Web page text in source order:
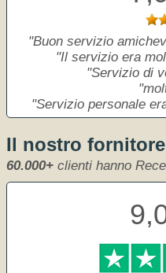
Buon servizio
Il servizio era
Servizio di
Servizio personale
Il nostro
60.000+ clienti hanno